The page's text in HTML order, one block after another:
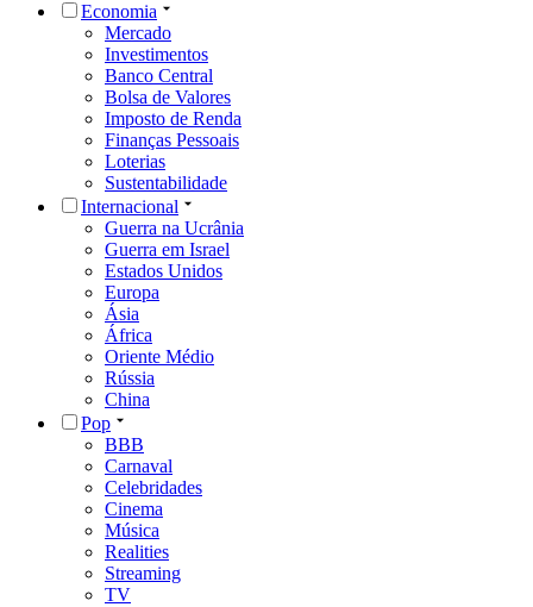
Economia
Mercado
Investimentos
Banco Central
Bolsa de Valores
Imposto de Renda
Finanças Pessoais
Loterias
Sustentabilidade
Internacional
Guerra na Ucrânia
Guerra em Israel
Estados Unidos
Europa
Ásia
África
Oriente Médio
Rússia
China
Pop
BBB
Carnaval
Celebridades
Cinema
Música
Realities
Streaming
TV